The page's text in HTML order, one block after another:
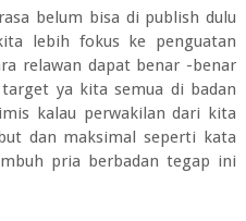
belum bisa di publish dulu
lebih fokus ke penguatan
relawan dapat benar -benar
ya kita semua di badan
kalau perwakilan dari kita
dan maksimal seperti kata
pria berbadan tegap ini